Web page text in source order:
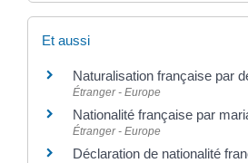
Et aussi
Naturalisation française par
Étranger - Europe
Nationalité française par
Étranger - Europe
Déclaration de nationalité